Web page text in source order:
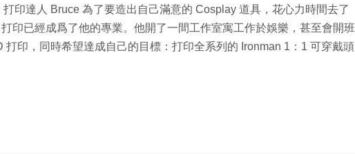
印達人 Bruce 為了要造出自己滿意的 Cosplay 道具，花心力時間去了
印已經成爲了他的專業。他開了一間工作室寓工作於娛樂，甚至會開班
打印，同時希望達成自己的目標：打印全系列的 Ironman 1：1 可穿戴頭